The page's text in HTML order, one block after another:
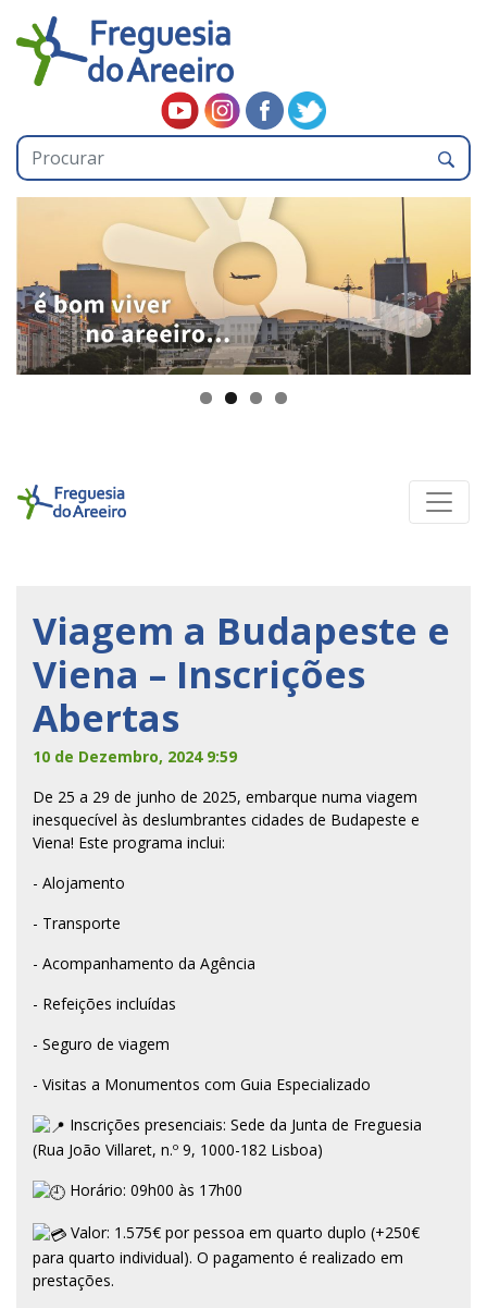
Viagem a Budapeste e
Viena – Inscrições
Abertas
10 de Dezembro, 2024 9:59
De 25 a 29 de junho de 2025, embarque numa viagem
inesquecível às deslumbrantes cidades de Budapeste e
Viena! Este programa inclui:
- Alojamento
- Transporte
- Acompanhamento da Agência
- Refeições incluídas
- Seguro de viagem
- Visitas a Monumentos com Guia Especializado
Inscrições presenciais: Sede da Junta de Freguesia
(Rua João Villaret, n.º 9, 1000-182 Lisboa)
Horário: 09h00 às 17h00
Valor: 1.575€ por pessoa em quarto duplo (+250€
para quarto individual). O pagamento é realizado em
prestações.